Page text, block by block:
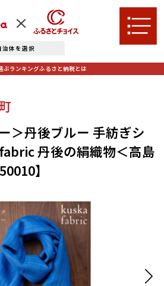
体を選択
選ぶ
、
等）
選ぶ
北海道エリア
千歳市（北海道）
小樽市（北海道）
枝幸町（北海道）
別海町（北海道）
税とは
ぶランキングふるさと納税とは
＞丹後ブルー 手紡ぎシ
丹後の絹織物＜高島
】